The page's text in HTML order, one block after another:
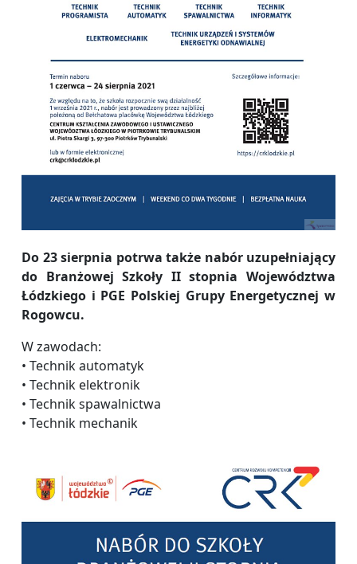
Do 23 sierpnia potrwa także nabór uzupełniający
do Branżowej Szkoły II stopnia Województwa
Łódzkiego i PGE Polskiej Grupy Energetycznej w
Rogowcu.
W zawodach:
• Technik automatyk
• Technik elektronik
• Technik spawalnictwa
• Technik mechanik